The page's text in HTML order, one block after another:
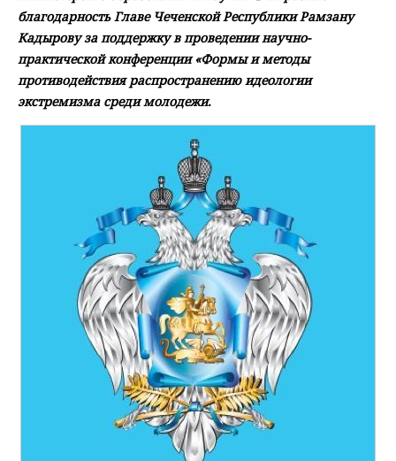
благодарность Главе Чеченской Республики Рамзану
Кадырову за поддержку в проведении научно-
практической конференции «Формы и методы
противодействия распространению идеологии
экстремизма среди молодежи.